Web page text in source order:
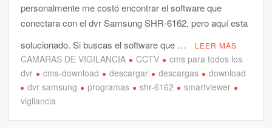
personalmente me costó encontrar el software que
conectara con el dvr Samsung SHR-6162, pero aquí esta
solucionado. Si buscas el software que …
LEER MÁS
CAMARAS DE VIGILANCIA CCTV
cms para todos los
dvr
cms-download descargar descargas
download
dvr samsung
programas shr-6162
smartviewer
vigilancia